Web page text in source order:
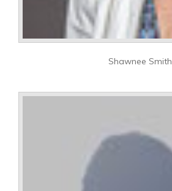
Shawnee Smith